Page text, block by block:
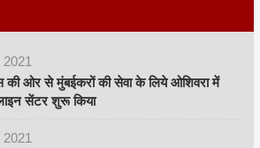
2021
की ओर से मुंबईकरों की सेवा के लिये ओशिवरा में
सेंटर शुरू किया
2021